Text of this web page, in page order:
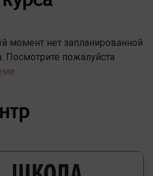
момент нет запланированной
Посмотрите пожалуйста